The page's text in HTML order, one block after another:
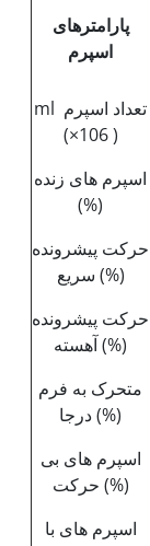
پارامترهای
اسپرم
تعداد اسپرم ml
(×106 )
اسپرم های زنده
(%)
حرکت پیشرونده
سریع (%)
حرکت پیشرونده
آهسته (%)
متحرک به فرم
درجا (%)
اسپرم های بی
حرکت (%)
اسپرم های با